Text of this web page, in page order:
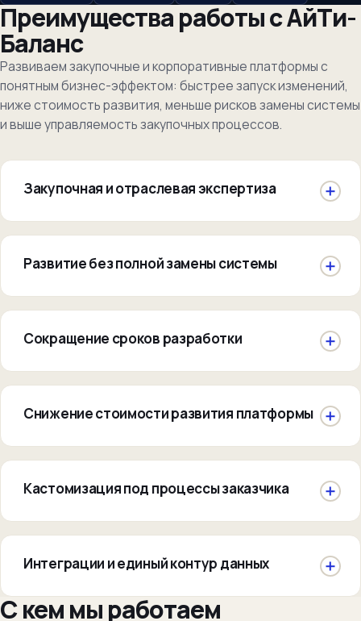
Преимущества работы с АйТи-
Баланс
Развиваем закупочные и корпоративные платформы с
понятным бизнес-эффектом: быстрее запуск изменений,
ниже стоимость развития, меньше рисков замены системы
и выше управляемость закупочных процессов.
Закупочная и отраслевая экспертиза
Развитие без полной замены системы
Сокращение сроков разработки
Снижение стоимости развития платформы
Кастомизация под процессы заказчика
Интеграции и единый контур данных
С кем мы работаем